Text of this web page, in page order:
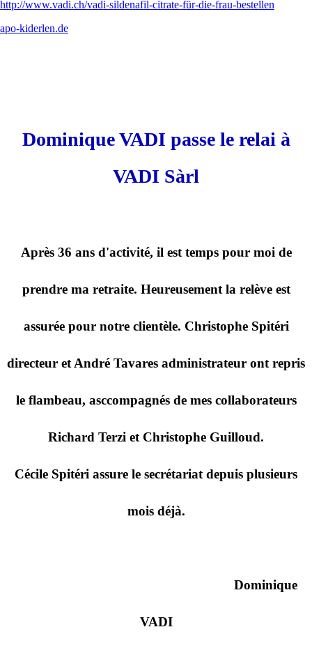
http://www.vadi.ch/vadi-sildenafil-citrate-für-die-frau-bestellen
apo-kiderlen.de
Dominique VADI passe le relai à
VADI Sàrl
Après 36 ans d'activité, il est temps pour moi de
prendre ma retraite. Heureusement la relève est
assurée pour notre clientèle. Christophe Spitéri
directeur et André Tavares administrateur ont repris
le flambeau, asccompagnés de mes collaborateurs
Richard Terzi et Christophe Guilloud.
Cécile Spitéri assure le secrétariat depuis plusieurs
mois déjà.
Dominique
VADI